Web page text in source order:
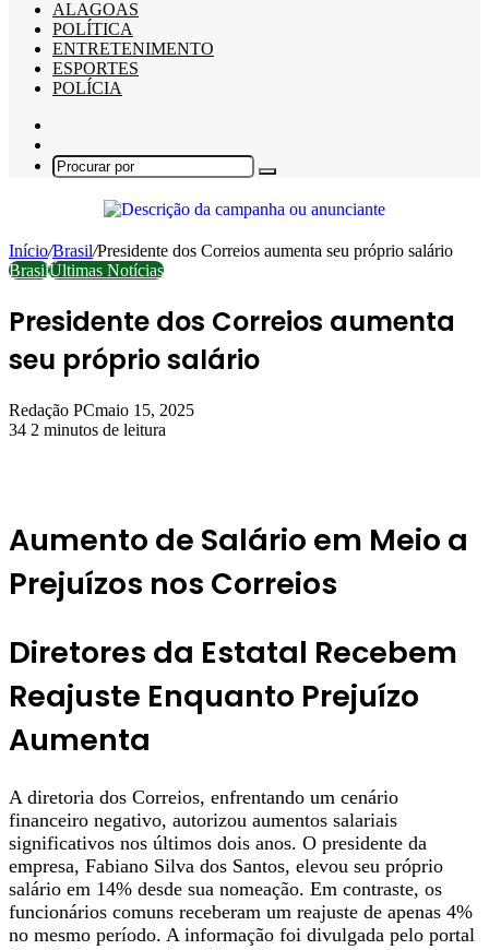
ALAGOAS
POLÍTICA
ENTRETENIMENTO
ESPORTES
POLÍCIA
skin
Procurar
Início/Brasil/Presidente dos Correios aumenta seu próprio salário
BrasilÚltimas Notícias
Presidente dos Correios aumenta
seu próprio salário
Redação PCmaio 15, 2025
34 2 minutos de leitura
Aumento de Salário em Meio a
Prejuízos nos Correios
Diretores da Estatal Recebem
Reajuste Enquanto Prejuízo
Aumenta
A diretoria dos Correios, enfrentando um cenário
financeiro negativo, autorizou aumentos salariais
significativos nos últimos dois anos. O presidente da
empresa, Fabiano Silva dos Santos, elevou seu próprio
salário em 14% desde sua nomeação. Em contraste, os
funcionários comuns receberam um reajuste de apenas 4%
no mesmo período. A informação foi divulgada pelo portal